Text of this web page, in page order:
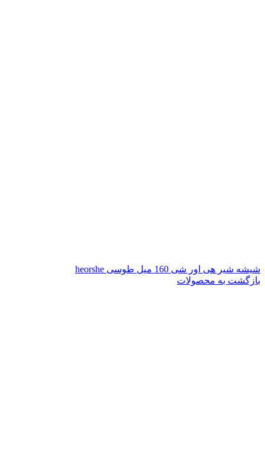
شیشه شیر هی اور شی 160 میل طوسی heorshe
بازگشت به محصولات